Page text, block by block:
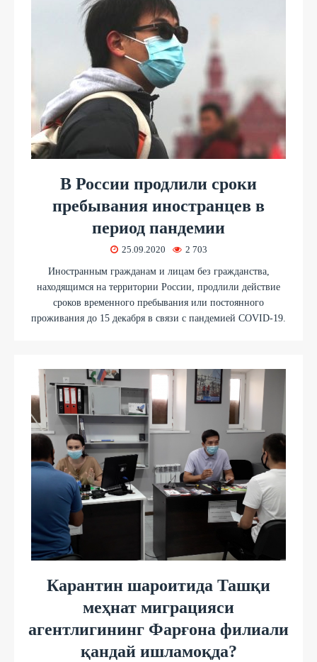
В России продлили сроки
пребывания иностранцев в
период пандемии
25.09.2020 2 703
Иностранным гражданам и лицам без гражданства,
находящимся на территории России, продлили действие
сроков временного пребывания или постоянного
проживания до 15 декабря в связи с пандемией COVID-19.
Карантин шароитида Ташқи
меҳнат миграцияси
агентлигининг Фарғона филиали
қандай ишламоқда?